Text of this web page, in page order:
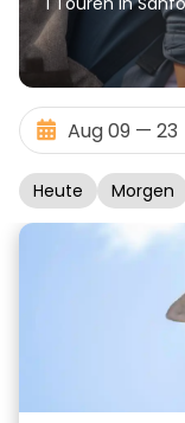
Heute Morgen